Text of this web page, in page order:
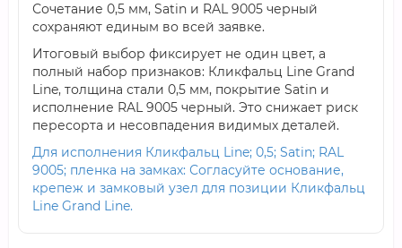
Сочетание 0,5 мм, Satin и RAL 9005 черный
сохраняют единым во всей заявке.
Итоговый выбор фиксирует не один цвет, а
полный набор признаков: Кликфальц Line Grand
Line, толщина стали 0,5 мм, покрытие Satin и
исполнение RAL 9005 черный. Это снижает риск
пересорта и несовпадения видимых деталей.
Для исполнения Кликфальц Line; 0,5; Satin; RAL
9005; пленка на замках: Согласуйте основание,
крепеж и замковый узел для позиции Кликфальц
Line Grand Line.